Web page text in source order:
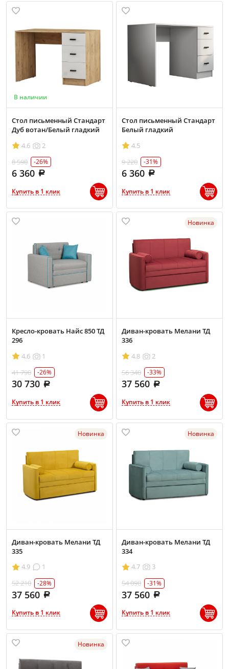
В наличии
Стол письменный Стандарт
Дуб вотан/Белый гладкий
4.6
2
8 590
-26%
6 360
Купить в 1 клик
Стол письменный Стандарт
Белый гладкий
4.5
9 220
-31%
6 360
Купить в 1 клик
Кресло-кровать Найс 850 ТД
296
4.6
1
41 790
-26%
30 730
Купить в 1 клик
Новинка
Диван-кровать Мелани ТД
336
4.8
2
56 340
-33%
37 560
Купить в 1 клик
Новинка
Диван-кровать Мелани ТД
335
4.9
1
52 210
-28%
37 560
Купить в 1 клик
Новинка
Диван-кровать Мелани ТД
334
4.7
3
54 090
-31%
37 560
Купить в 1 клик
Новинка